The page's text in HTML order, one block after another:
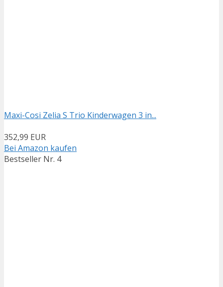
Maxi-Cosi Zelia S Trio Kinderwagen 3 in...
352,99 EUR
Bei Amazon kaufen
Bestseller Nr. 4